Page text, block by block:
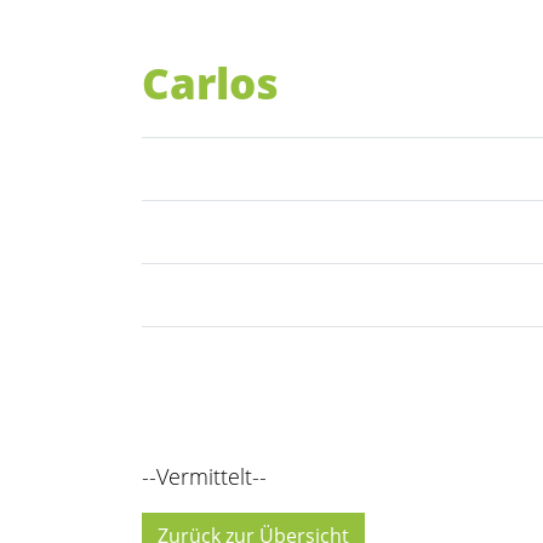
Carlos
--Vermittelt--
Zurück zur Übersicht